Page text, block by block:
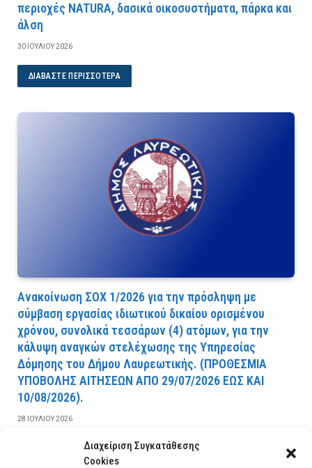
Διαχείριση Συγκατάθεσης
Cookies
περιοχές NATURA, δασικά οικοσυστήματα, πάρκα και
άλση
30 ΙΟΥΛΊΟΥ 2026
ΔΙΑΒΆΣΤΕ ΠΕΡΙΣΣΌΤΕΡΑ
Ανακοίνωση ΣΟΧ 1/2026 για την πρόσληψη με
σύμβαση εργασίας ιδιωτικού δικαίου ορισμένου
χρόνου, συνολικά τεσσάρων (4) ατόμων, για την
κάλυψη αναγκών στελέχωσης της Υπηρεσίας
Δόμησης του Δήμου Λαυρεωτικής. (ΠPOΘEΣMIA
YΠOBOΛHΣ AITHΣEΩN AΠO 29/07/2026 EΩΣ KAI
10/08/2026).
28 ΙΟΥΛΊΟΥ 2026
ΔΙΑΒΆΣΤΕ ΠΕΡΙΣΣΌΤΕΡΑ